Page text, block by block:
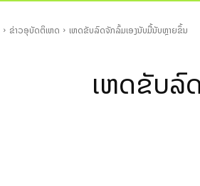
ຂ່າວອຸບັດຕິເຫດ ເຫດຂັບລົດຈັກລົ້ມເອງນັບມື້ນັບຫຼາຍຂຶ້ນ
ເຫດຂັບລົ